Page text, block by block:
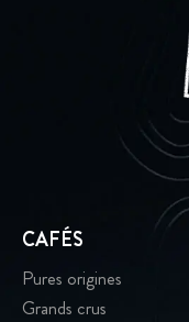
CAFÉS
Pures origines
Grands crus